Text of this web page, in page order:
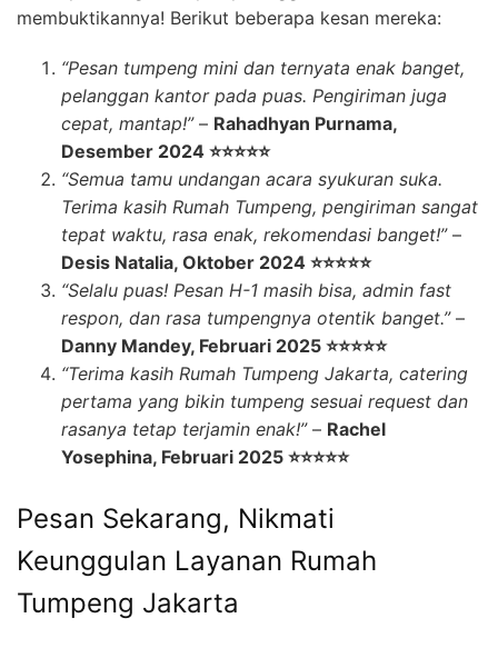
membuktikannya! Berikut beberapa kesan mereka:
“Pesan tumpeng mini dan ternyata enak banget,
pelanggan kantor pada puas. Pengiriman juga
cepat, mantap!”– Rahadhyan Purnama,
Desember 2024 ⭐⭐⭐⭐⭐
“Semua tamu undangan acara syukuran suka.
Terima kasih Rumah Tumpeng, pengiriman sangat
tepat waktu, rasa enak, rekomendasi banget!”–
Desis Natalia, Oktober 2024 ⭐⭐⭐⭐⭐
“Selalu puas! Pesan H-1 masih bisa, admin fast
respon, dan rasa tumpengnya otentik banget.”–
Danny Mandey, Februari 2025 ⭐⭐⭐⭐⭐
“Terima kasih Rumah Tumpeng Jakarta, catering
pertama yang bikin tumpeng sesuai request dan
rasanya tetap terjamin enak!”– Rachel
Yosephina, Februari 2025 ⭐⭐⭐⭐⭐
Pesan Sekarang, Nikmati
Keunggulan Layanan Rumah
Tumpeng Jakarta